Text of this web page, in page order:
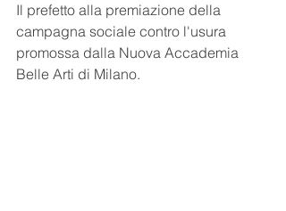
Il prefetto alla premiazione della
campagna sociale contro l'usura
promossa dalla Nuova Accademia
Belle Arti di Milano.